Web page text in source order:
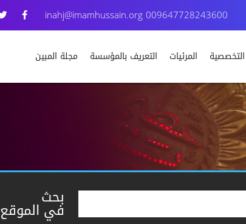
009647728243600
inahj@imamhussain.org
المرئيات التعريف بالمؤسسة مجلة المبين
بحث
في الموقع